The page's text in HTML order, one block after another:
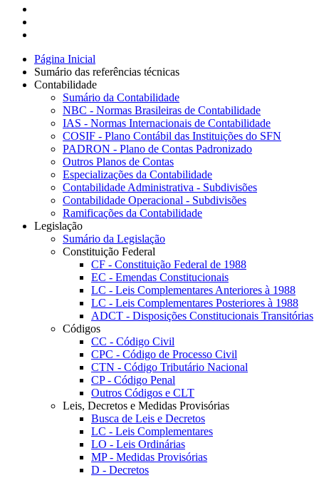
Página Inicial
Sumário das referências técnicas
Contabilidade
Sumário da Contabilidade
NBC - Normas Brasileiras de Contabilidade
IAS - Normas Internacionais de Contabilidade
COSIF - Plano Contábil das Instituições do SFN
PADRON - Plano de Contas Padronizado
Outros Planos de Contas
Especializações da Contabilidade
Contabilidade Administrativa - Subdivisões
Contabilidade Operacional - Subdivisões
Ramificações da Contabilidade
Legislação
Sumário da Legislação
Constituição Federal
CF - Constituição Federal de 1988
EC - Emendas Constitucionais
LC - Leis Complementares Anteriores à 1988
LC - Leis Complementares Posteriores à 1988
ADCT - Disposições Constitucionais Transitórias
Códigos
CC - Código Civil
CPC - Código de Processo Civil
CTN - Código Tributário Nacional
CP - Código Penal
Outros Códigos e CLT
Leis, Decretos e Medidas Provisórias
Busca de Leis e Decretos
LC - Leis Complementares
LO - Leis Ordinárias
MP - Medidas Provisórias
D - Decretos